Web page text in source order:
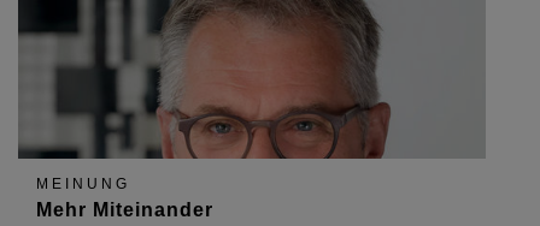
MEINUNG
Mehr Miteinander